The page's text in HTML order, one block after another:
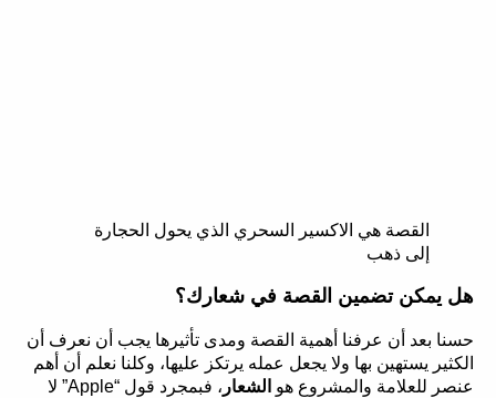
القصة هي الاكسير السحري الذي يحول الحجارة
إلى ذهب
هل يمكن تضمين القصة في شعارك؟
حسنا بعد أن عرفنا أهمية القصة ومدى تأثيرها يجب أن نعرف أن
الكثير يستهين بها ولا يجعل عمله يرتكز عليها، وكلنا نعلم أن أهم
عنصر للعلامة والمشروع هو الشعار
، فبمجرد قول “Apple” لا